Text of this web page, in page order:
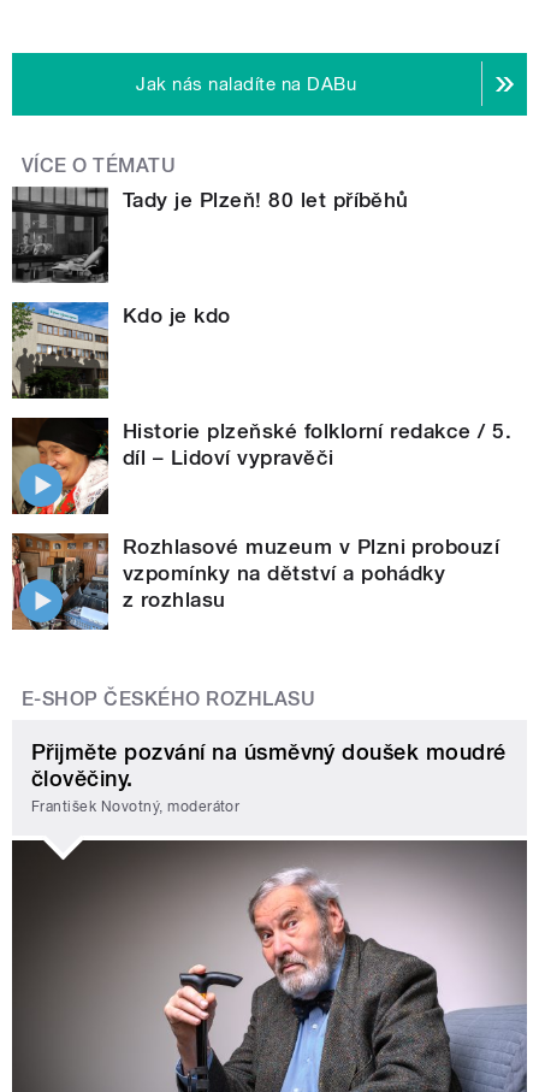
Jak nás naladíte na DABu
VÍCE O TÉMATU
Tady je Plzeň! 80 let příběhů
Kdo je kdo
Historie plzeňské folklorní redakce / 5.
díl – Lidoví vypravěči
Rozhlasové muzeum v Plzni probouzí
vzpomínky na dětství a pohádky
z rozhlasu
E-SHOP ČESKÉHO ROZHLASU
Přijměte pozvání na úsměvný doušek moudré
člověčiny.
František Novotný, moderátor